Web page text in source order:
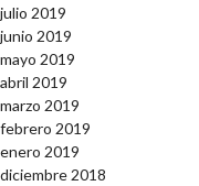
julio 2019
junio 2019
mayo 2019
abril 2019
marzo 2019
febrero 2019
enero 2019
diciembre 2018